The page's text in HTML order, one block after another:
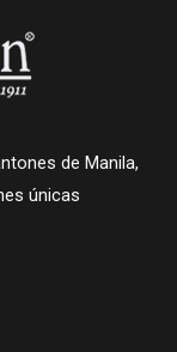
de Manila,
únicas